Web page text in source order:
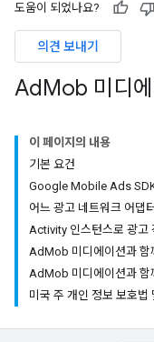
도움이 되었나요?
의견 보내기
AdMob 미디
이 페이지의 내용
기본 요건
Google Mobile Ads
어느 광고 네트워크 어댑
Activity 인스턴스로 광고
AdMob 미디에이션과 함
AdMob 미디에이션과 함
미국 주 개인 정보 보호법